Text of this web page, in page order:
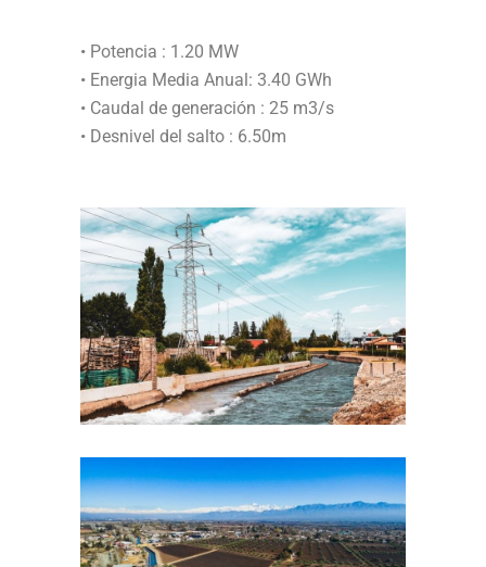
• Potencia : 1.20 MW
• Energia Media Anual: 3.40 GWh
• Caudal de generación : 25 m3/s
• Desnivel del salto : 6.50m